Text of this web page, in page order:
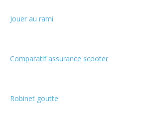
Jouer au rami
Comparatif assurance scooter
Robinet goutte